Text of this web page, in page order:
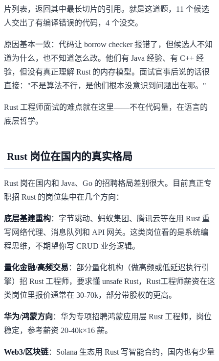
片列表，返回其中最长切片的引用。就是这道题，11 个候选
人交出了有编译错误的代码，4 个没交。
原因基本一致：代码让 borrow checker 报错了，但候选人不知
道为什么，也不知道怎么改。他们有 Java 经验、有 C++ 经
验，但没有真正理解 Rust 的内存模型。面试官事后说的话很
直接："不是算法不行，是他们根本没意识到问题出在哪。"
Rust 工程师面试的难点就在这里——不在代码量，在语言的
底层哲学。
Rust 岗位在国内的真实格局
Rust 岗在国内和 Java、Go 的招聘格局差别很大。目前真正专
职招 Rust 的岗位集中在几个方向：
底层基建重构：字节跳动、蚂蚁集团、腾讯云等在用 Rust 重
写网络代理、消息队列和 API 网关。这类岗位看的是系统编
程思维，不期望你写 CRUD 业务逻辑。
量化金融/高频交易 ：部分量化机构（做高频或低延迟执行引
擎）招 Rust 工程师，要求懂 unsafe Rust，Rust工程师薪资在这
类岗位里报价通常在 30-70k，部分带股权的更高。
华为/鸿蒙方向 ：华为专项招聘鸿蒙应用层 Rust 工程师，岗位
稳定，参考薪资 20-40k×16 薪。
Web3/区块链：Solana 生态用 Rust 写智能合约，国内也有少量